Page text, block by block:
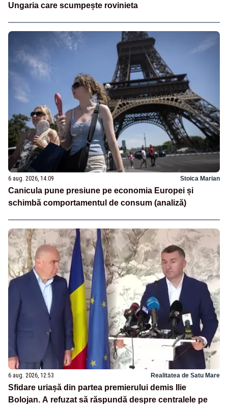
Ungaria care scumpește rovinieta
6 aug. 2026, 14:09 Stoica Marian
Canicula pune presiune pe economia Europei și
schimbă comportamentul de consum (analiză)
6 aug. 2026, 12:53 Realitatea de Satu Mare
Sfidare uriașă din partea premierului demis Ilie
Bolojan. A refuzat să răspundă despre centralele pe